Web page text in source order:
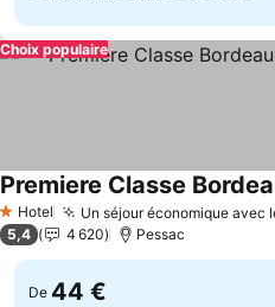
Choix populaire
1 Étoiles
Hotel Un séjour économique avec
5,4 4 620 Pessac
De 44 €